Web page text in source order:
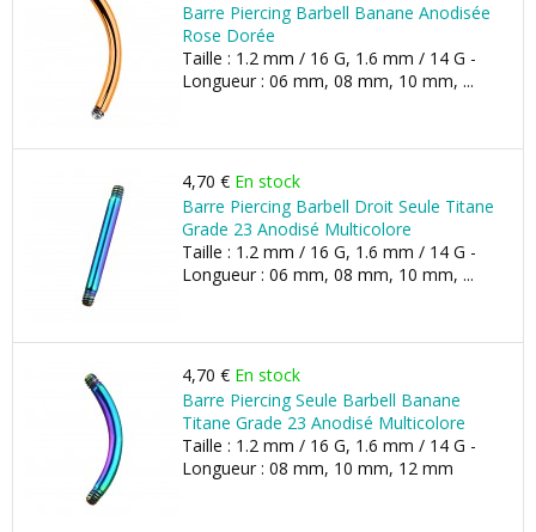
Barre Piercing Barbell Banane Anodisée
Rose Dorée
Taille : 1.2 mm / 16 G, 1.6 mm / 14 G -
Longueur : 06 mm, 08 mm, 10 mm, ...
4,70 € En stock
Barre Piercing Barbell Droit Seule Titane
Grade 23 Anodisé Multicolore
Taille : 1.2 mm / 16 G, 1.6 mm / 14 G -
Longueur : 06 mm, 08 mm, 10 mm, ...
4,70 € En stock
Barre Piercing Seule Barbell Banane
Titane Grade 23 Anodisé Multicolore
Taille : 1.2 mm / 16 G, 1.6 mm / 14 G -
Longueur : 08 mm, 10 mm, 12 mm